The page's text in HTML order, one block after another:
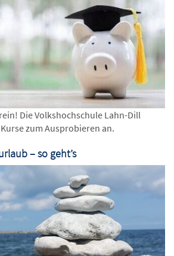
Die Volkshochschule Lahn-Dill
zum Ausprobieren an.
– so geht’s